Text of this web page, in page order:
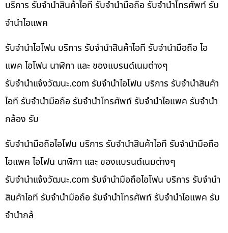
บริการ รับจำนำสินค้าไอที รับจำนำมือถือ รับจำนำโทรศัพท์ รับ
จำนำไอแพค
รับจำนำไอโฟน บริการ รับจำนำสินค้าไอที รับจำนำมือถือ ไอ
แพค ไอโฟน นาฬิกา และ ของแบรนด์เนมต่างๆ
รับจํานําแจ้งวัฒนะ.com รับจำนำไอโฟน บริการ รับจำนำสินค้า
ไอที รับจำนำมือถือ รับจำนำโทรศัพท์ รับจำนำไอแพค รับจำนำ
กล้อง รับ
รับจำนำมือถือไอโฟน บริการ รับจำนำสินค้าไอที รับจำนำมือถือ
ไอแพค ไอโฟน นาฬิกา และ ของแบรนด์เนมต่างๆ
รับจํานําแจ้งวัฒนะ.com รับจำนำมือถือไอโฟน บริการ รับจำนำ
สินค้าไอที รับจำนำมือถือ รับจำนำโทรศัพท์ รับจำนำไอแพค รับ
จำนำกล้